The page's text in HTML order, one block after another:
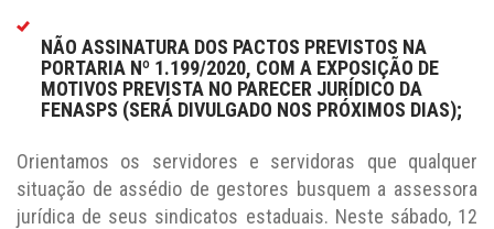
NÃO ASSINATURA DOS PACTOS PREVISTOS NA
PORTARIA Nº 1.199/2020, COM A EXPOSIÇÃO DE
MOTIVOS PREVISTA NO PARECER JURÍDICO DA
FENASPS (SERÁ DIVULGADO NOS PRÓXIMOS DIAS);
Orientamos os servidores e servidoras que qualquer
situação de assédio de gestores busquem a assessora
jurídica de seus sindicatos estaduais. Neste sábado, 12